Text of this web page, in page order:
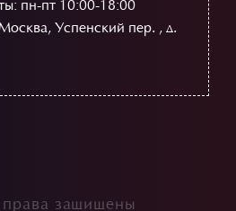
пн-пт 10:00-18:00
Успенский пер. , д.
защищены